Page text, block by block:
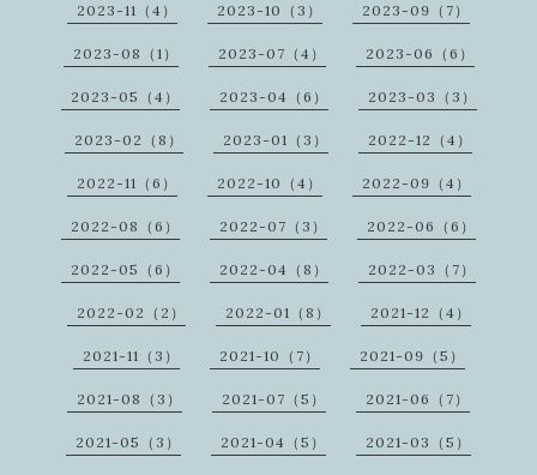
2023-11（4） 2023-10（3） 2023-09（7）
2023-08（1） 2023-07（4） 2023-06（6）
2023-05（4） 2023-04（6） 2023-03（3）
2023-02（8） 2023-01（3） 2022-12（4）
2022-11（6） 2022-10（4） 2022-09（4）
2022-08（6） 2022-07（3） 2022-06（6）
2022-05（6） 2022-04（8） 2022-03（7）
2022-02（2） 2022-01（8） 2021-12（4）
2021-11（3） 2021-10（7） 2021-09（5）
2021-08（3） 2021-07（5） 2021-06（7）
2021-05（3） 2021-04（5） 2021-03（5）